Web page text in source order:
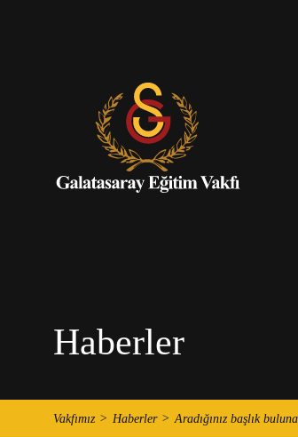
Haberler
Vakfımız Haberler Aradığınız başlık